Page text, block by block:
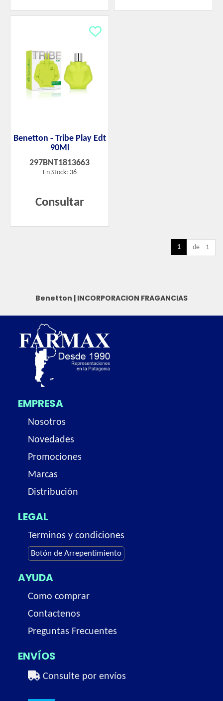
Benetton - Tribe Play Edt
90Ml
297BNT1813663
En Stock: 36
Consultar
1 de 1
Benetton | INCORPORACION FRAGANCIAS
EMPRESA
Nosotros
Novedades
Promociones
Marcas
Distribución
LEGAL
Terminos y condiciones
Botón de Arrepentimiento
AYUDA
Como comprar
Contactenos
Preguntas Frecuentes
ENVÍOS
Consulte por envíos